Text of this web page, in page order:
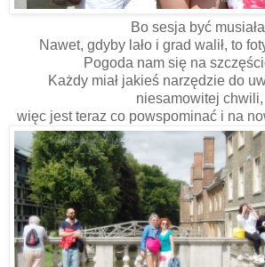
Bo sesja być
Nawet, gdyby lało i grad walił, to
Pogoda nam się na
Każdy miał jakieś narzędzie do
niesamowitej chwili,
więc jest teraz co powspominać i na